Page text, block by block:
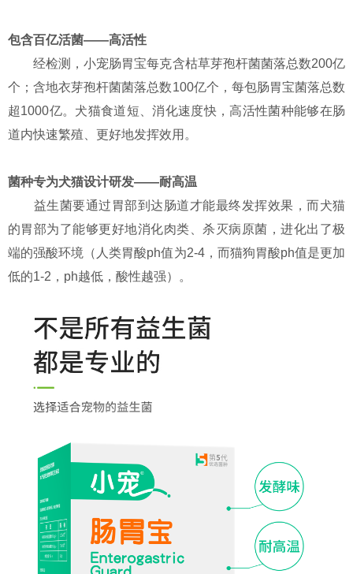
包含百亿活菌——高活性
经检测，小宠肠胃宝每克含枯草芽孢杆菌菌落总数200亿
个；含地衣芽孢杆菌菌落总数100亿个，每包肠胃宝菌落总数
超1000亿。犬猫食道短、消化速度快，高活性菌种能够在肠
道内快速繁殖、更好地发挥效用。
菌种专为犬猫设计研发——耐高温
益生菌要通过胃部到达肠道才能最终发挥效果，而犬猫
的胃部为了能够更好地消化肉类、杀灭病原菌，进化出了极
端的强酸环境（人类胃酸ph值为2-4，而猫狗胃酸ph值是更加
低的1-2，ph越低，酸性越强）。